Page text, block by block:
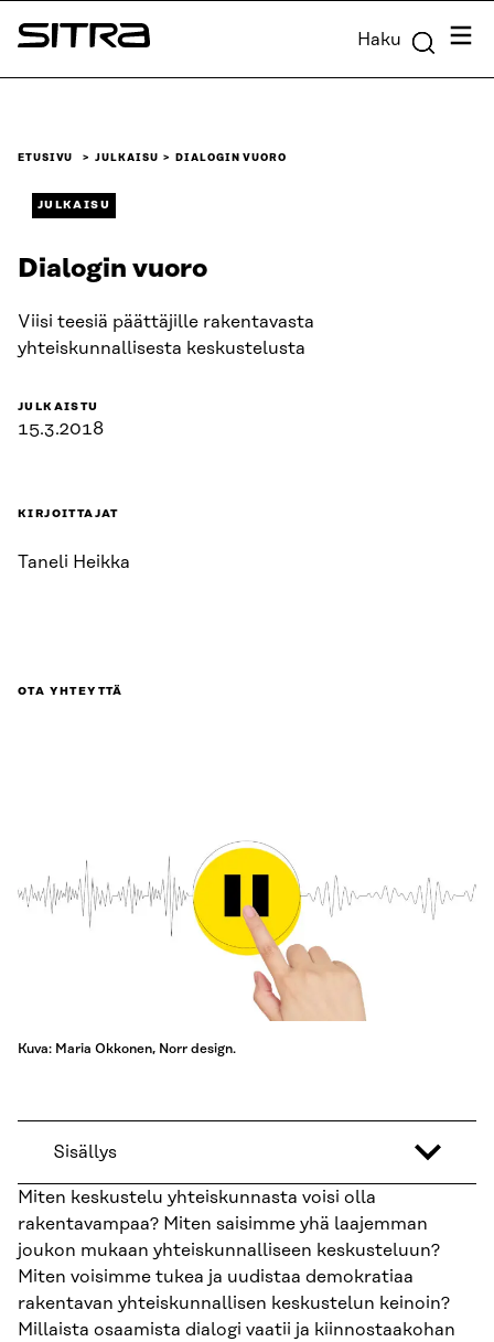
Siirry
suoraan
Sitra Haku
ETUSIVU JULKAISU DIALOGIN VUORO
JULKAISU
Dialogin vuoro
Viisi teesiä päättäjille rakentavasta
yhteiskunnallisesta keskustelusta
JULKAISTU
15.3.2018
KIRJOITTAJAT
Taneli Heikka
OTA YHTEYTTÄ
Kuva: Maria Okkonen, Norr design.
Sisällys
Miten keskustelu yhteiskunnasta voisi olla
rakentavampaa? Miten saisimme yhä laajemman
joukon mukaan yhteiskunnalliseen keskusteluun?
Miten voisimme tukea ja uudistaa demokratiaa
rakentavan yhteiskunnallisen keskustelun keinoin?
Millaista osaamista dialogi vaatii ja kiinnostaakohan